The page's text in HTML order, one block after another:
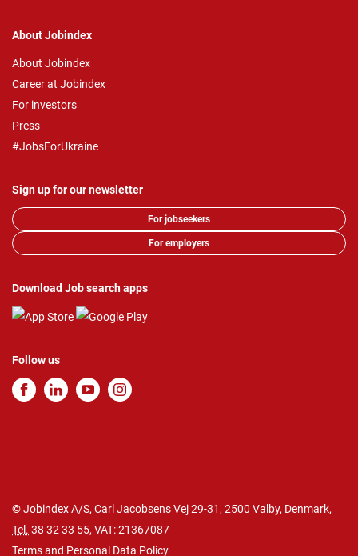
About Jobindex
About Jobindex
Career at Jobindex
For investors
Press
#JobsForUkraine
Sign up for our newsletter
For jobseekers
For employers
Download Job search apps
Follow us
© Jobindex A/S, Carl Jacobsens Vej 29-31, 2500 Valby, Denmark,
Tel. 38 32 33 55, VAT: 21367087
Terms and Personal Data Policy